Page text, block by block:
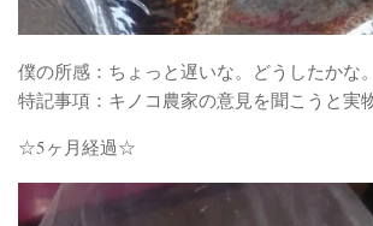
僕の所感：ちょっと遅いな。どうしたかな。
特記事項：キノコ農家の意見を聞こうと実
☆5ヶ月経過☆